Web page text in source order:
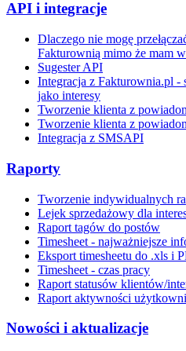
API i integracje
Dlaczego nie mogę
Fakturownią mimo że mam
Sugester API
Integracja z Fakturownia.pl
jako interesy
Tworzenie klienta z
Tworzenie klienta z
Integracja z SMSAPI
Raporty
Tworzenie indywidualnych
Lejek sprzedażowy dla
Raport tagów do postów
Timesheet - najważniejsze
Eksport timesheetu do .xls i
Timesheet - czas pracy
Raport statusów klientów/
Raport aktywności
Nowości i aktualizacje